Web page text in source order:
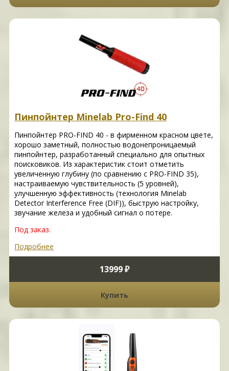
Пинпойнтер Minelab Pro-Find 40
Пинпойнтер PRO-FIND 40 - в фирменном красном цвете,
хорошо заметный, полностью водонепроницаемый
пинпойнтер, разработанный специально для опытных
поисковиков. Из характеристик стоит отметить
увеличенную глубину (по сравнению с PRO-FIND 35),
настраиваемую чувствительность (5 уровней),
улучшенную эффективность (технология Minelab
Detector Interference Free (DIF)), быструю настройку,
звучание железа и удобный сигнал о потере.
Под заказ.
Подробнее
13999 ₽
Купить